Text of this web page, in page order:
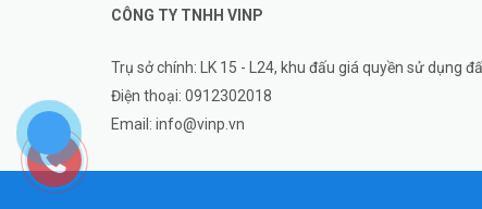
CÔNG TY TNHH VINP
Trụ sở chính: LK 15 - L24, khu đấu giá quyền sử dụng
Điện thoại: 0912302018
Email: info@vinp.vn